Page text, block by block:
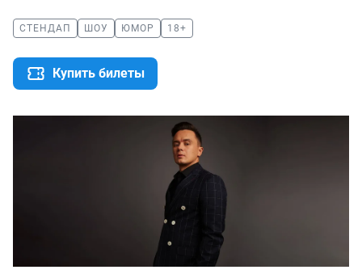
СТЕНДАП ШОУ ЮМОР 18+
Купить билеты